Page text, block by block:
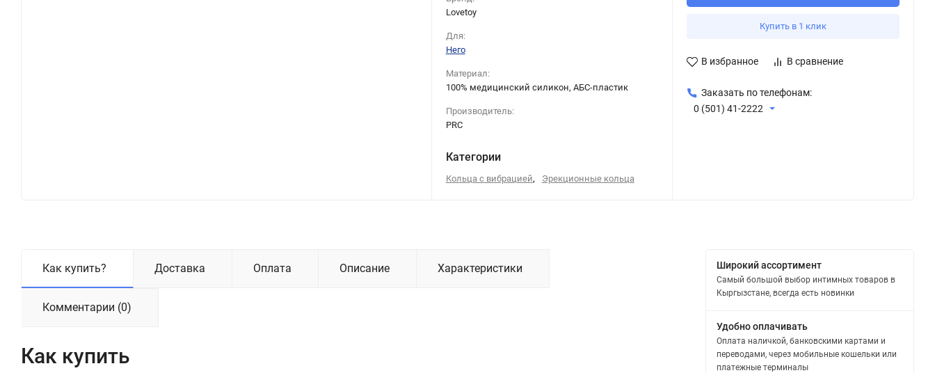
Lovetoy
Для:
Него
Материал:
100% медицинский силикон, АБС-пластик
Производитель:
PRC
Категории
Кольца с вибрацией, Эрекционные кольца
Купить в 1 клик
В избранное В сравнение
Заказать по телефонам:
0 (501) 41-2222
Как купить? Доставка Оплата Описание Характеристики
Комментарии (0)
Как купить
Широкий ассортимент
Самый большой выбор интимных товаров в
Кыргызстане, всегда есть новинки
Удобно оплачивать
Оплата наличкой, банковскими картами и
переводами, через мобильные кошельки или
платежные терминалы